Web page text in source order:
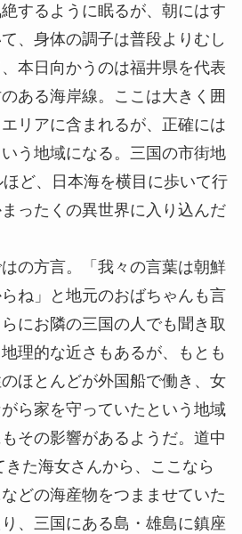
するように眠るが、朝にはす
、身体の調子は普段よりむし
本日向かうのは福井県を代表
ある海岸線。ここは大きく囲
リアに含まれるが、正確には
う地域になる。三国の市街地
ど、日本海を横目に歩いて行
ったくの異世界に入り込んだ
の方言。「我々の言葉は朝鮮
ね」と地元のおばちゃんも言
にお隣の三国の人でも聞き取
理的な近さもあるが、もとも
ほとんどが外国船で働き、女
ら家を守っていたという地域
その影響があるようだ。道中
た海女さんから、ここなら
どの海産物をつまませていた
、三国にある島・雄島に鎮座